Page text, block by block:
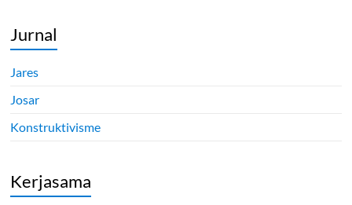
Jurnal
Jares
Josar
Konstruktivisme
Kerjasama